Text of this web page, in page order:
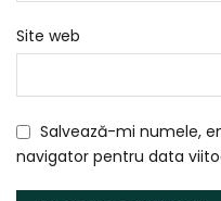
Site web
Salvează-mi numele,
navigator pentru data